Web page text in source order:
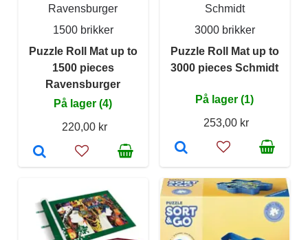
Ravensburger
1500 brikker
Puzzle Roll Mat up to
1500 pieces
Ravensburger
På lager (4)
220,00 kr
Schmidt
3000 brikker
Puzzle Roll Mat up to
3000 pieces Schmidt
På lager (1)
253,00 kr